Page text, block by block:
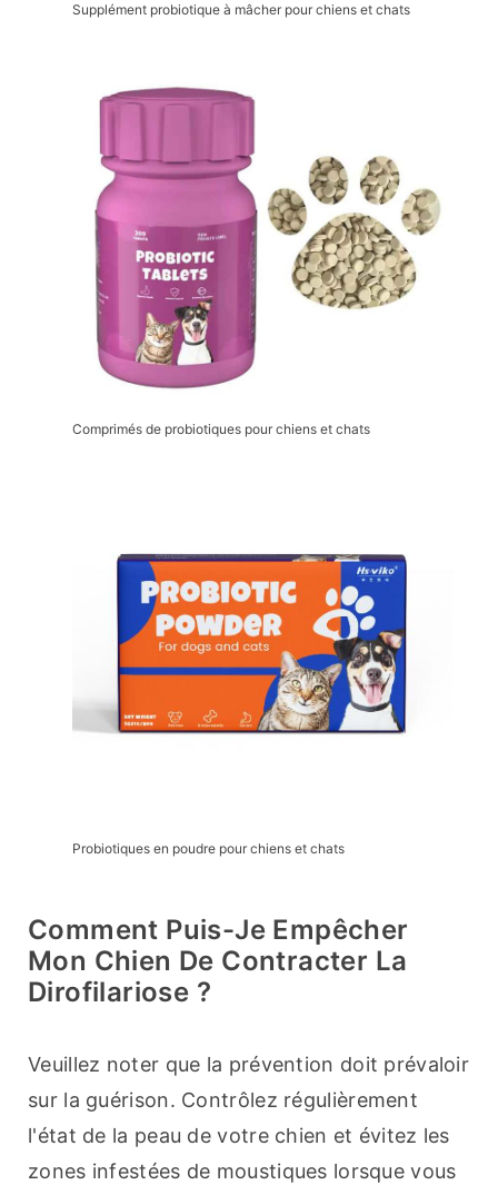
Supplément probiotique à mâcher pour chiens et chats
Comprimés de probiotiques pour chiens et chats
Probiotiques en poudre pour chiens et chats
Comment Puis-Je Empêcher
Mon Chien De Contracter La
Dirofilariose ?
Veuillez noter que la prévention doit prévaloir
sur la guérison. Contrôlez régulièrement
l'état de la peau de votre chien et évitez les
zones infestées de moustiques lorsque vous